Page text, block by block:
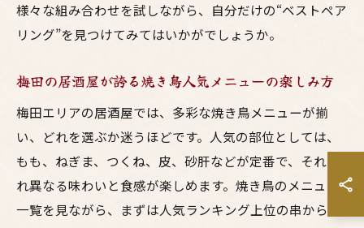
様々な組み合わせを試しながら、自分だけの“ベストペア
リング”を見つけてみてはいかがでしょうか。
梅田の居酒屋が誇る焼き鳥人気メニューの楽しみ方
梅田エリアの居酒屋では、多彩な焼き鳥メニューが揃
い、どれを選ぶか迷うほどです。人気の部位としては、
もも、ねぎま、つくね、皮、砂肝などが定番で、それぞ
れ異なる味わいと食感が楽しめます。焼き鳥のメニュー
一覧を見ながら、まずは人気ランキング上位の串から試